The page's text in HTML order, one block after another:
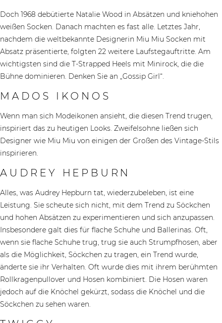
Doch 1968 debütierte Natalie Wood in Absätzen und kniehohen
weißen Socken. Danach machten es fast alle. Letztes Jahr,
nachdem die weltbekannte Designerin Miu Miu Socken mit
Absatz präsentierte, folgten 22 weitere Laufstegauftritte. Am
wichtigsten sind die T-Strapped Heels mit Minirock, die die
Bühne dominieren. Denken Sie an „Gossip Girl“.
MADOS IKONOS
Wenn man sich Modeikonen ansieht, die diesen Trend trugen,
inspiriert das zu heutigen Looks. Zweifelsohne ließen sich
Designer wie Miu Miu von einigen der Großen des Vintage-Stils
inspirieren.
AUDREY HEPBURN
Alles, was Audrey Hepburn tat, wiederzubeleben, ist eine
Leistung. Sie scheute sich nicht, mit dem Trend zu Söckchen
und hohen Absätzen zu experimentieren und sich anzupassen.
Insbesondere galt dies für flache Schuhe und Ballerinas. Oft,
wenn sie flache Schuhe trug, trug sie auch Strumpfhosen, aber
als die Möglichkeit, Söckchen zu tragen, ein Trend wurde,
änderte sie ihr Verhalten. Oft wurde dies mit ihrem berühmten
Rollkragenpullover und Hosen kombiniert. Die Hosen waren
jedoch auf die Knöchel gekürzt, sodass die Knöchel und die
Söckchen zu sehen waren.